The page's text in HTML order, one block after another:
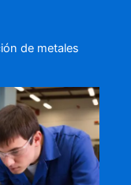
de metales